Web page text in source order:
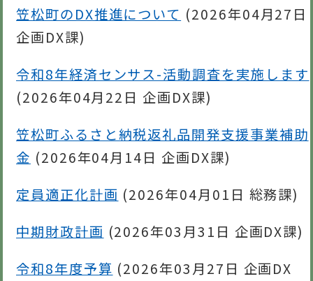
笠松町のDX推進について (2026年04月27日
企画DX課)
令和8年経済センサス-活動調査を実施します
(2026年04月22日 企画DX課)
笠松町ふるさと納税返礼品開発支援事業補助
金 (2026年04月14日 企画DX課)
定員適正化計画 (2026年04月01日 総務課)
中期財政計画 (2026年03月31日 企画DX課)
令和8年度予算 (2026年03月27日 企画DX